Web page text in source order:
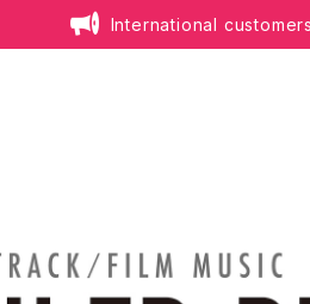
International